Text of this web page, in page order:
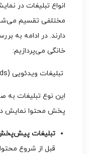
انواع تبلیغات در
مختلفی تقسیم
دارند. در ادامه به
خانگی می‌پردازیم:
تبلیغات ویدئویی (Video Ads)
این نوع تبلیغات به
پخش محتوا نمایش
تبلیغات
قبل از شروع